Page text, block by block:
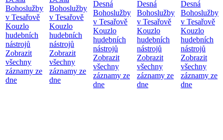
Bohoslužby
v Tesařově
Kouzlo
hudebních
nástrojů
Zobrazit
všechny
záznamy ze
dne
Bohoslužby
v Tesařově
Kouzlo
hudebních
nástrojů
Zobrazit
všechny
záznamy ze
dne
Desná
Bohoslužby
v Tesařově
Kouzlo
hudebních
nástrojů
Zobrazit
všechny
záznamy ze
dne
Desná
Bohoslužby
v Tesařově
Kouzlo
hudebních
nástrojů
Zobrazit
všechny
záznamy ze
dne
Desná
Bohoslužby
v Tesařově
Kouzlo
hudebních
nástrojů
Zobrazit
všechny
záznamy ze
dne